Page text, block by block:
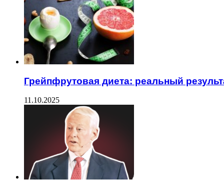
Грейпфрутовая диета: реальный
11.10.2025